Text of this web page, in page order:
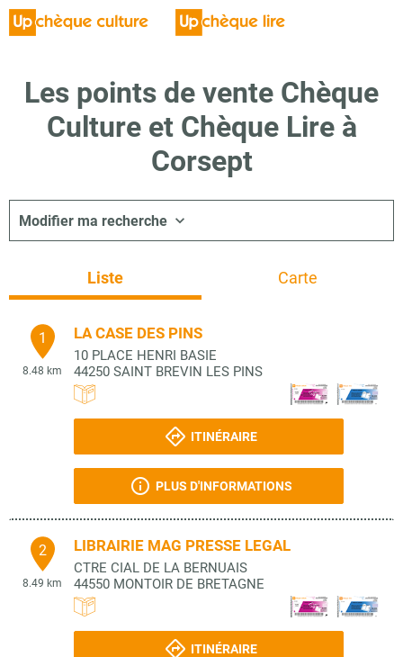
Les points de vente Chèque
Culture et Chèque Lire à
Corsept
Modifier ma recherche
Liste Carte
1
8.48 km
LA CASE DES PINS
10 PLACE HENRI BASIE
44250 SAINT BREVIN LES PINS
ITINÉRAIRE
PLUS D'INFORMATIONS
2
8.49 km
LIBRAIRIE MAG PRESSE LEGAL
CTRE CIAL DE LA BERNUAIS
44550 MONTOIR DE BRETAGNE
ITINÉRAIRE